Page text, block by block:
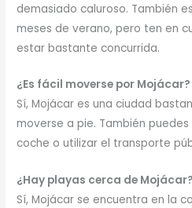
demasiado caluroso. También
meses de verano, pero ten en
estar bastante concurrida.
¿Es fácil moverse por Mojácar?
Sí, Mojácar es una ciudad
moverse a pie. También
coche o utilizar el transporte
¿Hay playas cerca de Mojácar?
Sí, Mojácar se encuentra en la